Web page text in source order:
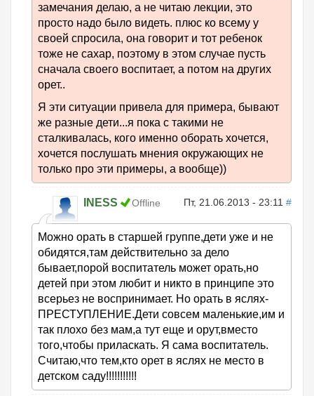
замечания делаю, а не читаю лекции, это
просто надо было видеть. плюс ко всему у
своей спросила, она говорит и тот ребенок
тоже не сахар, поэтому в этом случае пусть
сначала своего воспитает, а потом на других
орет..
Я эти ситуации привела для примера, бывают
же разные дети...я пока с такими не
сталкивалась, кого именно оборать хочется,
хочется послушать мнения окружающих не
только про эти примеры, а вообще))
INESS Offline Пт, 21.06.2013 - 23:11 #
Можно орать в старшей группе,дети уже и не
обидятся,там действительно за дело
бывает,порой воспитатель может орать,но
детей при этом любит и никто в принципе это
всерьез не воспринимает. Но орать в яслях-
ПРЕСТУПЛЕНИЕ.Дети совсем маленькие,им и
так плохо без мам,а тут еще и орут,вместо
того,чтобы приласкать. Я сама воспитатель.
Считаю,что тем,кто орет в яслях не место в
детском саду!!!!!!!!!!!